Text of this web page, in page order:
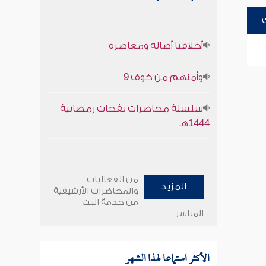
أخلاقنا أصالة ومعاصرة
وأمنهم من خوف 9
سلسلة محاضرات نفحات رمضانية
1444هـ
المزيد
من الفعاليات
والمحاضرات الأرشيفية
من خدمة البث
المباشر
الأكثر استماعا لهذا الشهر